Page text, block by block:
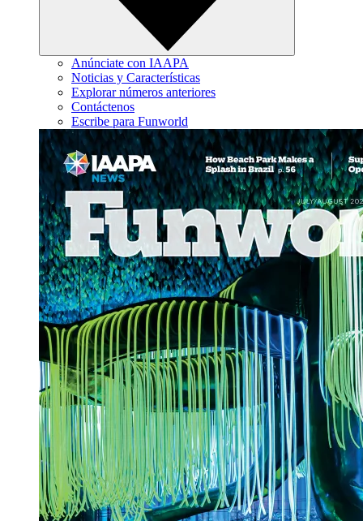
Anúnciate con IAAPA
Noticias y Características
Explorar números anteriores
Contáctenos
Escribe para Funworld